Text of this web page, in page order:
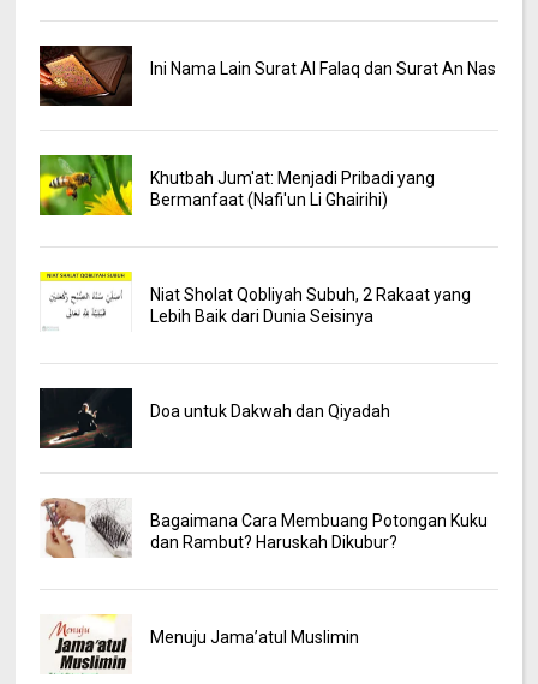
Ini Nama Lain Surat Al Falaq dan Surat An Nas
Khutbah Jum'at: Menjadi Pribadi yang
Bermanfaat (Nafi'un Li Ghairihi)
Niat Sholat Qobliyah Subuh, 2 Rakaat yang
Lebih Baik dari Dunia Seisinya
Doa untuk Dakwah dan Qiyadah
Bagaimana Cara Membuang Potongan Kuku
dan Rambut? Haruskah Dikubur?
Menuju Jama’atul Muslimin